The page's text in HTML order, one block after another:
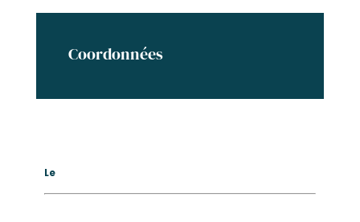
Coordonnées
Le